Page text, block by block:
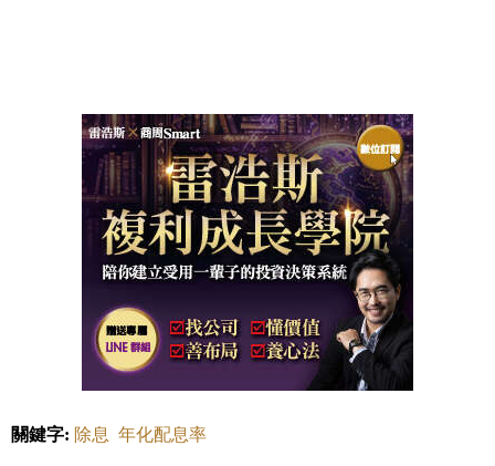
關鍵字: 除息 年化配息率